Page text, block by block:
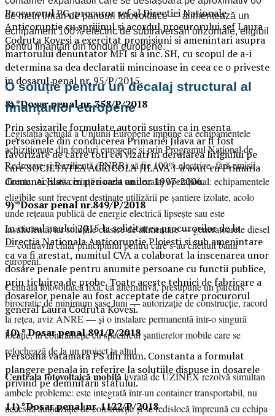
Procurorul PG, procuror sef al Directiei Nationale
Anticoruptie cu sprijinul si acordul procurorului sef Laura
Codruta Kovesi a exercitat promisiuni si amenintari asupra
martorului denuntator MFI si a inc. SH, cu scopul de a-i
determina sa dea declaratii mincinoase in ceea ce o priveste
in dosarul penal nr. 95/P/2015.
8) *Dosar penal nr. 358/P/2018
Prin sesizarile formulate autorii sustin ca in esenta
persoanele din conducerea Primariei Jilava ar fi fost
favorizate de catre toti cei vizati in derularea litigiului pe
care SOCIETATEA AGRICOLA JILAVA l-a avut cu Primaria
Comunei Jilava in perioada anilor 1997-2006.
9) *Dosar penal nr.849/P/2018
In cursul anului 2015 la solicitarea procurorilor de la
Directia Nationala Anticoruptie Ploiesti si sub amenintare
ca va fi arestat, numitul CVA a colaborat la inscenarea unor
dosare penale pentru anumite persoane cu functii publice,
prin ticluirea de probe. Toate aceste tehnici de fabricare a
dosarelor penale au fost acceptate de catre procurorul
general Laura Codruta Kovesi.
10) * Dosar penal 891/P/2018
Persoana vatamata PS din mun. Constanta a formulat
plangere penala in referire la solutiile dispuse in dosarele
privind pe demnitarii statului.
11) *Dosar penal nr. 1122/P/2018
de metri liniari de panouri fotovoltaice — alimentează un
echipament 100% electric de subtraversări orizontale, eligibil
pentru finanțări din fonduri europene.
O soluție pentru un decalaj structural al
finanțărilor europene
Legislația actuală a Uniunii Europene impune ca echipamentele
achiziționate din fonduri europene și prin Programul Național de
Redresare și Reziliență (PNRR) să fie 100% electrice, fără emisii
directe. Această cerință a creat un decalaj operațional: echipamentele
eligibile sunt frecvent destinate utilizării pe șantiere izolate, acolo
unde rețeaua publică de energie electrică lipsește sau este
insuficientă, iar soluțiile clasice de alimentare — generatoarele diesel
— contravin chiar principiului pentru care s-au cheltuit banii
europeni.
Centrala fotovoltaică fixă, ca alternativă, presupune un parcurs
birocratic de minimum șase luni — autorizație de construcție, racord
la rețea, aviz ANRE — și o instalare permanentă într-o singură
locație, în contradicție cu specificul șantierelor mobile care se
relochează de la un proiect la altul.
Centrala fotovoltaică mobilălivrată de UZINEX rezolvă simultan
ambele probleme: este integrată într-un container transportabil, nu
necesită autorizație de construcție și se redislocă împreună cu echipa